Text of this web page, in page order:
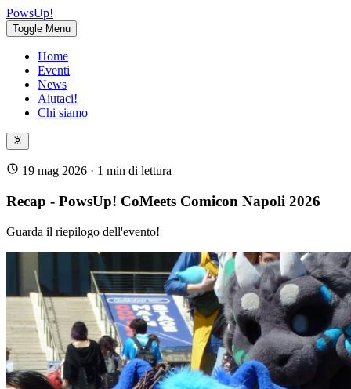
PowsUp!
Toggle Menu
Home
Eventi
News
Aiutaci!
Chi siamo
19 mag 2026 · 1 min di lettura
Recap - PowsUp! CoMeets Comicon Napoli 2026
Guarda il riepilogo dell'evento!